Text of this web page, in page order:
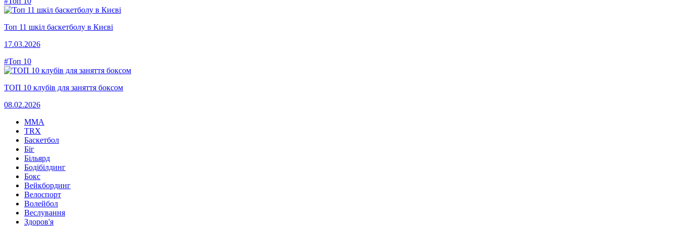
Топ 11 шкіл баскетболу в Києві
17.03.2026
#Топ 10
ТОП 10 клубів для заняття боксом
08.02.2026
MMA
TRX
Баскетбол
Біг
Більярд
Бодібілдинг
Бокс
Вейкбординг
Велоспорт
Волейбол
Веслування
Здоров'я